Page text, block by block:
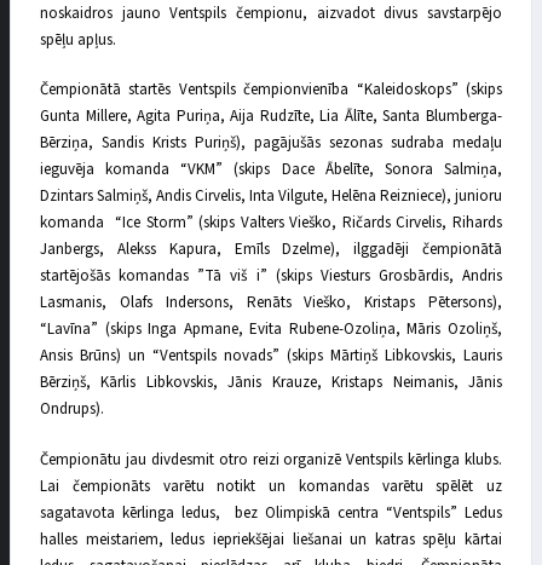
noskaidros jauno Ventspils čempionu, aizvadot divus savstarpējo
spēļu apļus.
Čempionātā startēs Ventspils čempionvienība “Kaleidoskops” (skips
Gunta Millere, Agita Puriņa, Aija Rudzīte, Lia Ālīte, Santa Blumberga-
Bērziņa, Sandis Krists Puriņš), pagājušās sezonas sudraba medaļu
ieguvēja komanda “VKM” (skips Dace Ābelīte, Sonora Salmiņa,
Dzintars Salmiņš, Andis Cirvelis, Inta Vilgute, Helēna Reizniece), junioru
komanda “Ice Storm” (skips Valters Vieško, Ričards Cirvelis, Rihards
Janbergs, Alekss Kapura, Emīls Dzelme), ilggadēji čempionātā
startējošās komandas ”Tā viš i” (skips Viesturs Grosbārdis, Andris
Lasmanis, Olafs Indersons, Renāts Vieško, Kristaps Pētersons),
“Lavīna” (skips Inga Apmane, Evita Rubene-Ozoliņa, Māris Ozoliņš,
Ansis Brūns) un “Ventspils novads” (skips Mārtiņš Libkovskis, Lauris
Bērziņš, Kārlis Libkovskis, Jānis Krauze, Kristaps Neimanis, Jānis
Ondrups).
Čempionātu jau divdesmit otro reizi organizē Ventspils kērlinga klubs.
Lai čempionāts varētu notikt un komandas varētu spēlēt uz
sagatavota kērlinga ledus, bez Olimpiskā centra “Ventspils” Ledus
halles meistariem, ledus iepriekšējai liešanai un katras spēļu kārtai